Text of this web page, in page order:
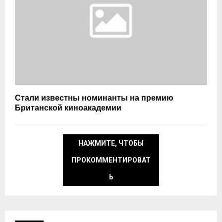
Стали известны номинанты на премию
Британской киноакадемии
НАЖМИТЕ, ЧТОБЫ
ПРОКОММЕНТИРОВАТ
Ь